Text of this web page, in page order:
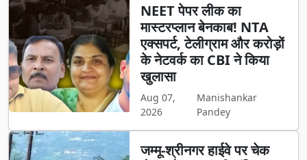
NEET पेपर लीक का
मास्टरप्लान बेनकाब! NTA
एक्सपर्ट, टेलीग्राम और करोड़ों
के नेटवर्क का CBI ने किया
खुलासा
Aug 07,
2026
Manishankar
Pandey
जम्मू-श्रीनगर हाईवे पर चेक